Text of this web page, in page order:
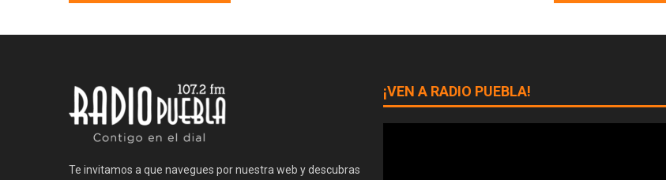
Te invitamos a que navegues por nuestra web y descubras
¡VEN A RADIO PUEBLA!